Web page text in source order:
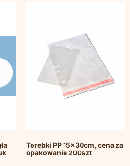
Torebki PP 15x30cm, cena za
opakowanie 200szt